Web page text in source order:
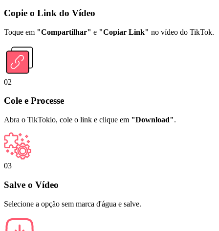
Copie o Link do Vídeo
Toque em "Compartilhar" e "Copiar Link" no vídeo do TikTok.
02
Cole e Processe
Abra o TikTokio, cole o link e clique em "Download".
03
Salve o Vídeo
Selecione a opção sem marca d'água e salve.